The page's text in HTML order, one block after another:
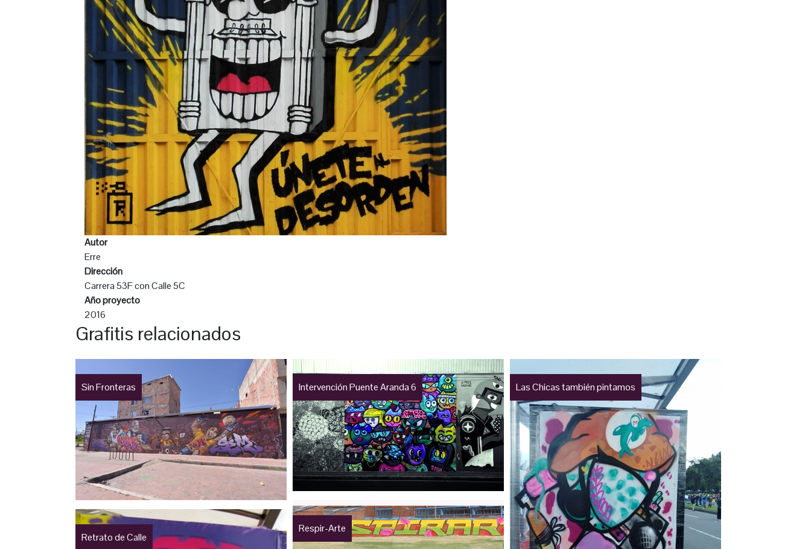
Autor
Erre
Dirección
Carrera 53F con Calle 5C
Año proyecto
2016
Grafitis relacionados
Sin Fronteras Intervención Puente Aranda 6 Las Chicas también pintamos
Respir-Arte
Retrato de Calle